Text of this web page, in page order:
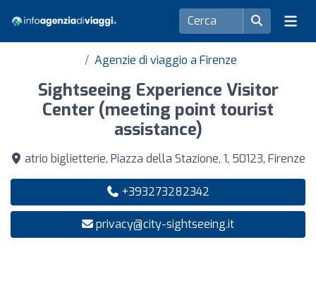
Agenzie di viaggio a Firenze
Sightseeing Experience Visitor
Center (meeting point tourist
assistance)
atrio biglietterie, Piazza della Stazione, 1, 50123, Firenze
+393273282342
privacy@city-sightseeing.it